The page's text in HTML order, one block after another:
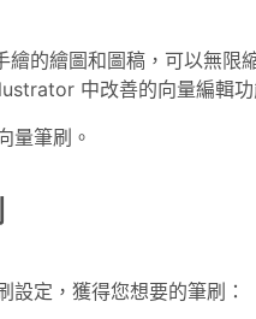
的繪圖和圖稿，可以無限
中改善的向量編輯功
量筆刷。
設定，獲得您想要的筆刷：